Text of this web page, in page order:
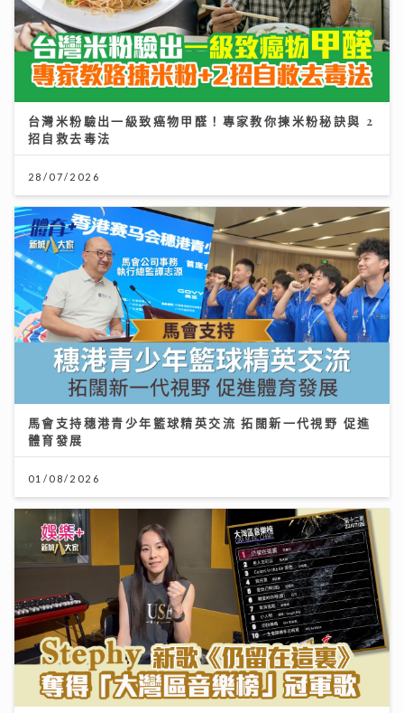
台灣米粉驗出一級致癌物甲醛！專家教你揀米粉秘訣與 2
招自救去毒法
28/07/2026
馬會支持穗港青少年籃球精英交流 拓闊新一代視野 促進
體育發展
01/08/2026